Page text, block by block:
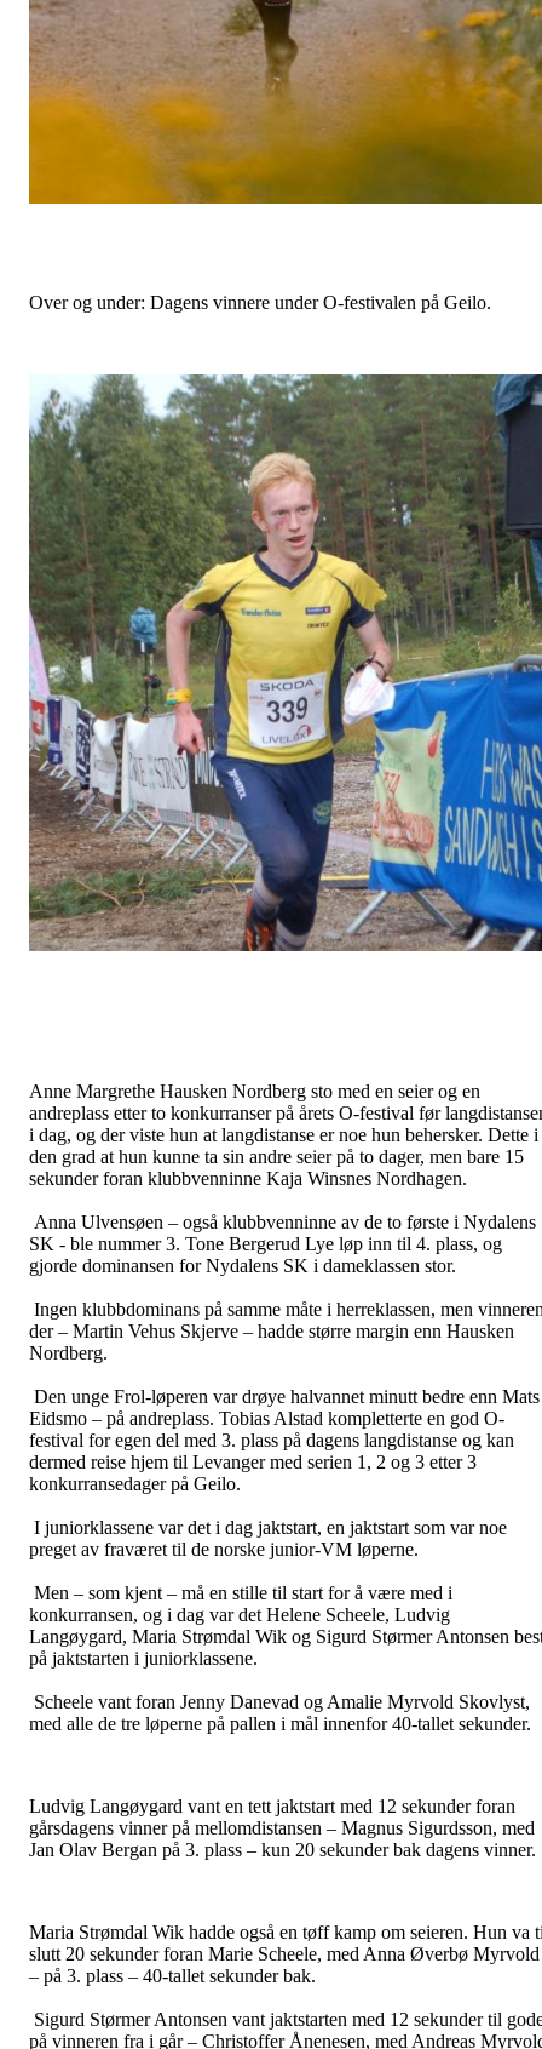
Over og under: Dagens vinnere under O-festivalen på Geilo.
Anne Margrethe Hausken Nordberg sto med en seier og en
andreplass etter to konkurranser på årets O-festival før
i dag, og der viste hun at langdistanse er noe hun behersker. Dette i
den grad at hun kunne ta sin andre seier på to dager, men bare 15
sekunder foran klubbvenninne Kaja Winsnes Nordhagen.
Anna Ulvensøen – også klubbvenninne av de to første i Nydalens
SK - ble nummer 3. Tone Bergerud Lye løp inn til 4. plass, og
gjorde dominansen for Nydalens SK i dameklassen stor.
Ingen klubbdominans på samme måte i herreklassen, men
der – Martin Vehus Skjerve – hadde større margin enn Hausken
Nordberg.
Den unge Frol-løperen var drøye halvannet minutt bedre enn Mats
Eidsmo – på andreplass. Tobias Alstad kompletterte en god O-
festival for egen del med 3. plass på dagens langdistanse og kan
dermed reise hjem til Levanger med serien 1, 2 og 3 etter 3
konkurransedager på Geilo.
I juniorklassene var det i dag jaktstart, en jaktstart som var noe
preget av fraværet til de norske junior-VM løperne.
Men – som kjent – må en stille til start for å være med i
konkurransen, og i dag var det Helene Scheele, Ludvig
Langøygard, Maria Strømdal Wik og Sigurd Størmer Antonsen
på jaktstarten i juniorklassene.
Scheele vant foran Jenny Danevad og Amalie Myrvold Skovlyst,
med alle de tre løperne på pallen i mål innenfor 40-tallet sekunder.
Ludvig Langøygard vant en tett jaktstart med 12 sekunder foran
gårsdagens vinner på mellomdistansen – Magnus Sigurdsson, med
Jan Olav Bergan på 3. plass – kun 20 sekunder bak dagens vinner.
Maria Strømdal Wik hadde også en tøff kamp om seieren. Hun va
slutt 20 sekunder foran Marie Scheele, med Anna Øverbø Myrvold
– på 3. plass – 40-tallet sekunder bak.
Sigurd Størmer Antonsen vant jaktstarten med 12 sekunder til
på vinneren fra i går – Christoffer Ånenesen, med Andreas